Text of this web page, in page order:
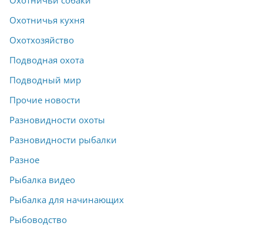
Охотничья кухня
Охотхозяйство
Подводная охота
Подводный мир
Прочие новости
Разновидности охоты
Разновидности рыбалки
Разное
Рыбалка видео
Рыбалка для начинающих
Рыбоводство